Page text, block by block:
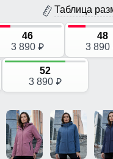
Таблица
46
3 890 p
48
3 890
52
3 890 p